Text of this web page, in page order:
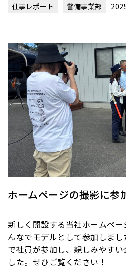
仕事レポート 警備事業部
ホームページの撮影に参
新しく開設する当社ホームペ
んなでモデルとして参加しま
で社員が参加し、親しみやす
した。ぜひご覧ください！